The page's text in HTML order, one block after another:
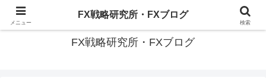
有名トレーダーに共通する『投資投機の成功法則』を探る
FX戦略研究所・FXブログ
メニュー
FX戦略研究所・FXブログ
検索